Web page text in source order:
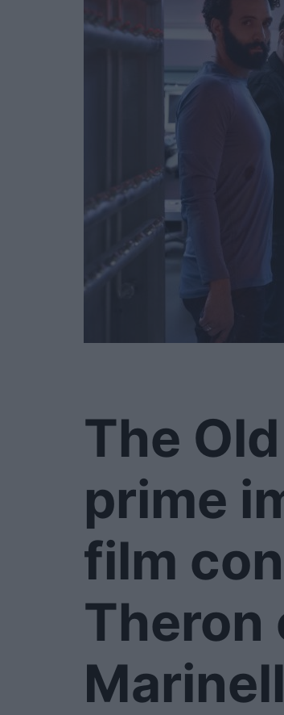
The
prime
film
Theron